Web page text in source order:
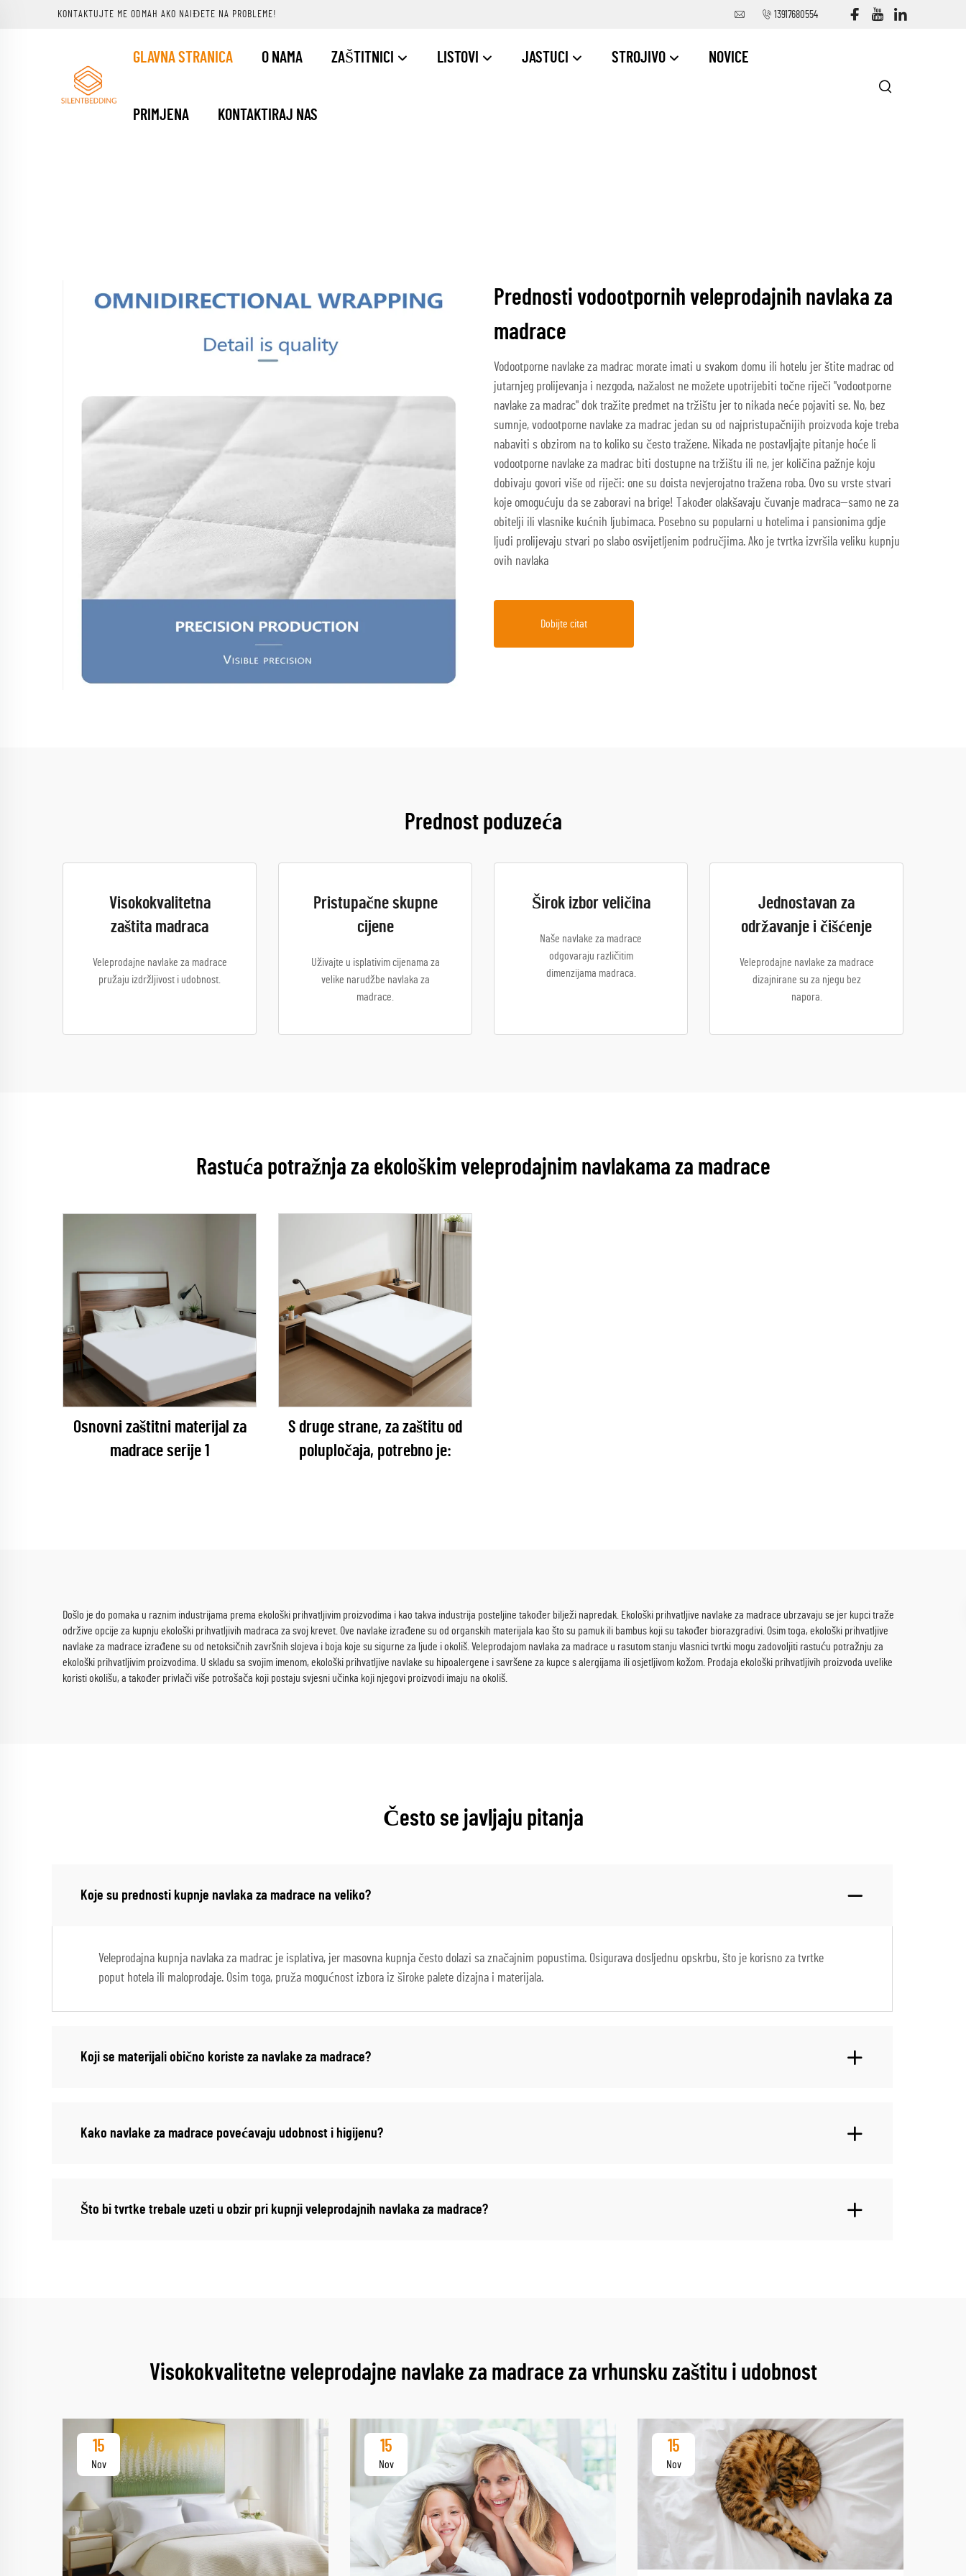
KONTAKTUJTE ME ODMAH AKO NAIĐETE NA PROBLEME! 13917680554
GLAVNA STRANICA O NAMA ZAŠTITNICI LISTOVI JASTUCI STROJIVO NOVICE
PRIMJENA KONTAKTIRAJ NAS
Prednosti vodootpornih veleprodajnih navlaka za
madrace
Vodootporne navlake za madrac morate imati u svakom domu ili hotelu jer štite madrac od
jutarnjeg prolijevanja i nezgoda, nažalost ne možete upotrijebiti točne riječi "vodootporne
navlake za madrac" dok tražite predmet na tržištu jer to nikada neće pojaviti se. No, bez
sumnje, vodootporne navlake za madrac jedan su od najpristupačnijih proizvoda koje treba
nabaviti s obzirom na to koliko su često tražene. Nikada ne postavljajte pitanje hoće li
vodootporne navlake za madrac biti dostupne na tržištu ili ne, jer količina pažnje koju
dobivaju govori više od riječi: one su doista nevjerojatno tražena roba. Ovo su vrste stvari
koje omogućuju da se zaboravi na brige! Također olakšavaju čuvanje madraca—samo ne za
obitelji ili vlasnike kućnih ljubimaca. Posebno su popularni u hotelima i pansionima gdje
ljudi prolijevaju stvari po slabo osvijetljenim područjima. Ako je tvrtka izvršila veliku kupnju
ovih navlaka
Dobijte citat
Prednost poduzeća
Visokokvalitetna
zaštita madraca
Veleprodajne navlake za madrace
pružaju izdržljivost i udobnost.
Pristupačne skupne
cijene
Uživajte u isplativim cijenama za
velike narudžbe navlaka za
madrace.
Širok izbor veličina
Naše navlake za madrace
odgovaraju različitim
dimenzijama madraca.
Jednostavan za
održavanje i čišćenje
Veleprodajne navlake za madrace
dizajnirane su za njegu bez
napora.
Rastuća potražnja za ekološkim veleprodajnim navlakama za madrace
Osnovni zaštitni materijal za
madrace serije 1
S druge strane, za zaštitu od
polupločaja, potrebno je:
Došlo je do pomaka u raznim industrijama prema ekološki prihvatljivim proizvodima i kao takva industrija posteljine također bilježi napredak. Ekološki prihvatljive navlake za madrace ubrzavaju se jer kupci traže
održive opcije za kupnju ekološki prihvatljivih madraca za svoj krevet. Ove navlake izrađene su od organskih materijala kao što su pamuk ili bambus koji su također biorazgradivi. Osim toga, ekološki prihvatljive
navlake za madrace izrađene su od netoksičnih završnih slojeva i boja koje su sigurne za ljude i okoliš. Veleprodajom navlaka za madrace u rasutom stanju vlasnici tvrtki mogu zadovoljiti rastuću potražnju za
ekološki prihvatljivim proizvodima. U skladu sa svojim imenom, ekološki prihvatljive navlake su hipoalergene i savršene za kupce s alergijama ili osjetljivom kožom. Prodaja ekološki prihvatljivih proizvoda uvelike
koristi okolišu, a također privlači više potrošača koji postaju svjesni učinka koji njegovi proizvodi imaju na okoliš.
Često se javljaju pitanja
Koje su prednosti kupnje navlaka za madrace na veliko?
Veleprodajna kupnja navlaka za madrac je isplativa, jer masovna kupnja često dolazi sa značajnim popustima. Osigurava dosljednu opskrbu, što je korisno za tvrtke
poput hotela ili maloprodaje. Osim toga, pruža mogućnost izbora iz široke palete dizajna i materijala.
Koji se materijali obično koriste za navlake za madrace?
Kako navlake za madrace povećavaju udobnost i higijenu?
Što bi tvrtke trebale uzeti u obzir pri kupnji veleprodajnih navlaka za madrace?
Visokokvalitetne veleprodajne navlake za madrace za vrhunsku zaštitu i udobnost
15
Nov
15
Nov
15
Nov